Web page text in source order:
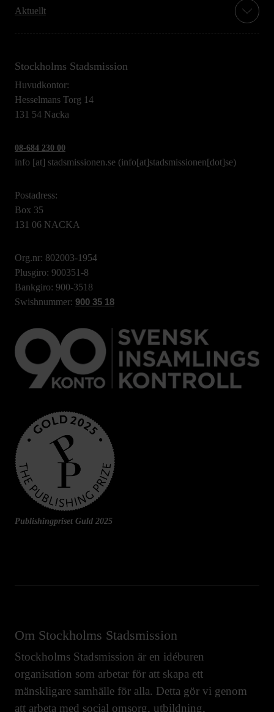
Aktuellt
Stockholms Stadsmission
Huvudkontor:
Hesselmans Torg 14
131 54 Nacka
08-684 230 00
info [at] stadsmissionen.se (info[at]stadsmissionen[dot]se)
Postadress:
Box 35
131 06 NACKA
Org.nr: 802003-1954
Plusgiro: 900351-8
Bankgiro: 900-3518
Swishnummer: 900 35 18
Publishingpriset Guld 2025
Om Stockholms Stadsmission
Stockholms Stadsmission är en idéburen
organisation som arbetar för att skapa ett
mänskligare samhälle för alla. Detta gör vi genom
att arbeta med social omsorg, utbildning,